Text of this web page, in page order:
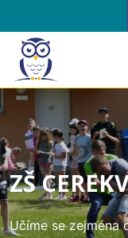
ZŠ
Učíme se zejména